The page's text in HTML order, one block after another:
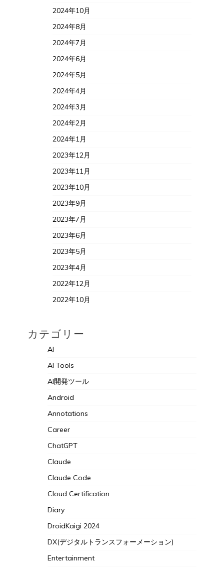
2024年10月
2024年8月
2024年7月
2024年6月
2024年5月
2024年4月
2024年3月
2024年2月
2024年1月
2023年12月
2023年11月
2023年10月
2023年9月
2023年7月
2023年6月
2023年5月
2023年4月
2022年12月
2022年10月
カテゴリー
AI
AI Tools
AI開発ツール
Android
Annotations
Career
ChatGPT
Claude
Claude Code
Cloud Certification
Diary
DroidKaigi 2024
DX(デジタルトランスフォーメーション)
Entertainment